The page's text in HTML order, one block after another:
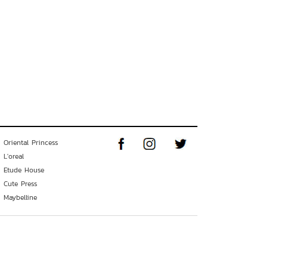
Oriental Princess
L'oreal
Etude House
Cute Press
Maybelline